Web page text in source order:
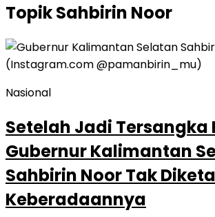
TopikSahbirin Noor
Nasional
Setelah Jadi Tersangka
Gubernur Kalimantan
Sahbirin Noor Tak
Keberadaannya